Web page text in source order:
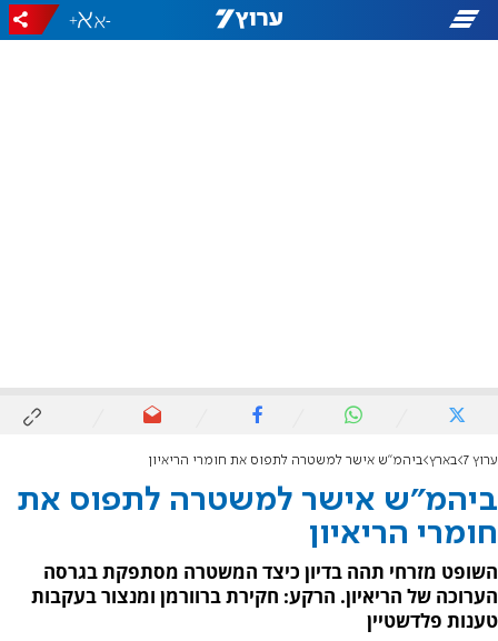
-
+
ערוץ 7 בארץ ביהמ"ש אישר למשטרה לתפוס את חומרי הריאיון
ביהמ"ש אישר למשטרה לתפוס את
חומרי הריאיון
השופט מזרחי תהה בדיון כיצד המשטרה מסתפקת בגרסה
הערוכה של הריאיון. הרקע: חקירת ברוורמן ומנצור בעקבות
טענות פלדשטיין